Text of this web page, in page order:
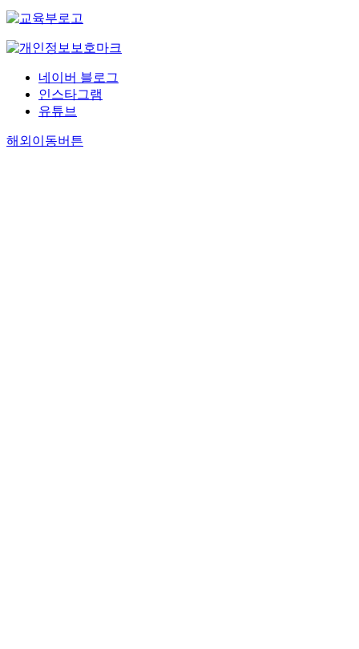
네이버 블로그
인스타그램
유튜브
해외이동버튼